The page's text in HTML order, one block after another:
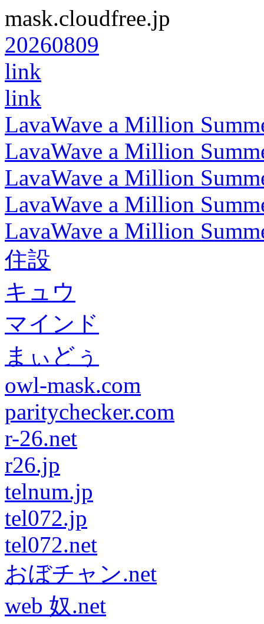
mask.cloudfree.jp
20260809
link
link
LavaWave a Million
LavaWave a Million
LavaWave a Million
LavaWave a Million
LavaWave a Million
住設
キュウ
マインド
まぃどぅ
owl-mask.com
paritychecker.com
r-26.net
r26.jp
telnum.jp
tel072.jp
tel072.net
おぼチャン.net
web 奴.net